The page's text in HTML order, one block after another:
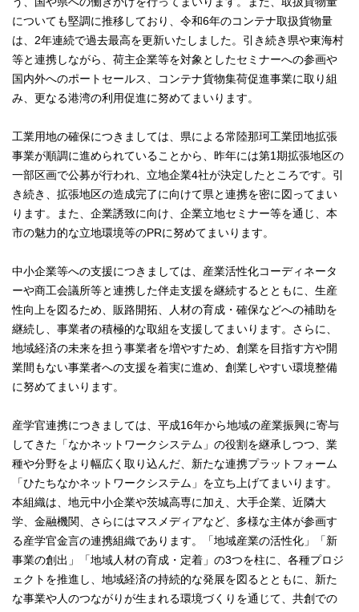
についても堅調に推移しており、令和6年のコンテナ取扱貨物量
は、2年連続で過去最高を更新いたしました。引き続き県や東海村
等と連携しながら、荷主企業等を対象としたセミナーへの参画や
国内外へのポートセールス、コンテナ貨物集荷促進事業に取り組
み、更なる港湾の利用促進に努めてまいります。
工業用地の確保につきましては、県による常陸那珂工業団地拡張
事業が順調に進められていることから、昨年には第1期拡張地区の
一部区画で公募が行われ、立地企業4社が決定したところです。引
き続き、拡張地区の造成完了に向けて県と連携を密に図ってまい
ります。また、企業誘致に向け、企業立地セミナー等を通じ、本
市の魅力的な立地環境等のPRに努めてまいります。
中小企業等への支援につきましては、産業活性化コーディネータ
ーや商工会議所等と連携した伴走支援を継続するとともに、生産
性向上を図るため、販路開拓、人材の育成・確保などへの補助を
継続し、事業者の積極的な取組を支援してまいります。さらに、
地域経済の未来を担う事業者を増やすため、創業を目指す方や開
業間もない事業者への支援を着実に進め、創業しやすい環境整備
に努めてまいります。
産学官連携につきましては、平成16年から地域の産業振興に寄与
してきた「なかネットワークシステム」の役割を継承しつつ、業
種や分野をより幅広く取り込んだ、新たな連携プラットフォーム
「ひたちなかネットワークシステム」を立ち上げてまいります。
本組織は、地元中小企業や茨城高専に加え、大手企業、近隣大
学、金融機関、さらにはマスメディアなど、多様な主体が参画す
る産学官金言の連携組織であります。「地域産業の活性化」「新
事業の創出」「地域人材の育成・定着」の3つを柱に、各種プロジ
ェクトを推進し、地域経済の持続的な発展を図るとともに、新た
な事業や人のつながりが生まれる環境づくりを通じて、共創での